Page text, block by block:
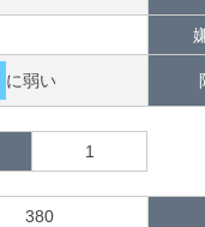
に弱い
1
380